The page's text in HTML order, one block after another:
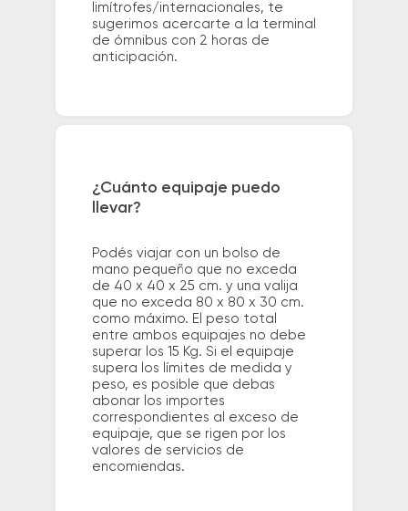
limítrofes/internacionales, te
sugerimos acercarte a la terminal
de ómnibus con 2 horas de
anticipación.
¿Cuánto equipaje puedo
llevar?
Podés viajar con un bolso de
mano pequeño que no exceda
de 40 x 40 x 25 cm. y una valija
que no exceda 80 x 80 x 30 cm.
como máximo. El peso total
entre ambos equipajes no debe
superar los 15 Kg. Si el equipaje
supera los límites de medida y
peso, es posible que debas
abonar los importes
correspondientes al exceso de
equipaje, que se rigen por los
valores de servicios de
encomiendas.